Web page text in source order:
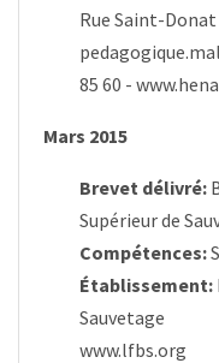
Rue Saint-
85 60 -
Mars 2015
Brevet délivré:
Supérieur de
Compétences:
Établissement:
Sauvetage
www.lfbs.org